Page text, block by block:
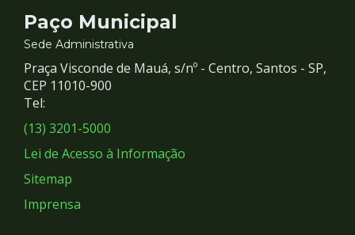
Contato
e
Redes
Sociais
Paço Municipal
Sede Administrativa
Praça Visconde de Mauá, s/nº - Centro, Santos - SP,
CEP 11010-900
Tel:
(13) 3201-5000
Lei de Acesso à Informação
Sitemap
Imprensa